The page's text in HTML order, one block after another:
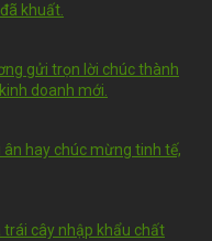
khuất.
gửi trọn lời chúc thành
doanh mới.
hay chúc mừng tinh tế,
trái cây nhập khẩu chất